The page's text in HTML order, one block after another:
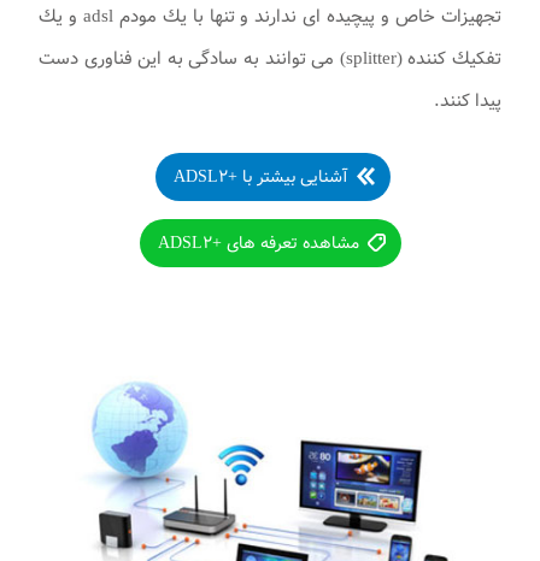
تجهيزات خاص و پيچيده ای ندارند و تنها با يك مودم adsl و يك
تفكيك كننده (splitter) می توانند به سادگی به اين فناوری دست
پيدا كنند.
آشنایی بیشتر با +ADSL۲
مشاهده تعرفه های +ADSL۲